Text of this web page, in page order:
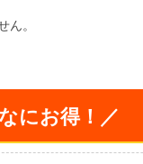
ん。
にお得！／